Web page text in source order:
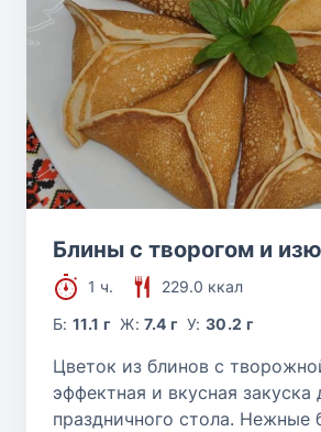
Блины с творогом и
1 ч.
229.0 ккал
Б:11.1 г Ж:7.4 г У:30.2 г
Цветок из блинов с
эффектная и вкусная закуска
праздничного стола. Нежные